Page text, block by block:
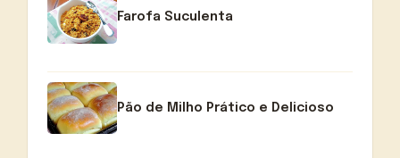
Farofa Suculenta
Pão de Milho Prático e Delicioso